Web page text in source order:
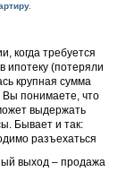
.
когда требуется
ипотеку (потеряли
крупная сумма
Вы понимаете, что
выдержать
Бывает и так:
разъехаться
выход – продажа